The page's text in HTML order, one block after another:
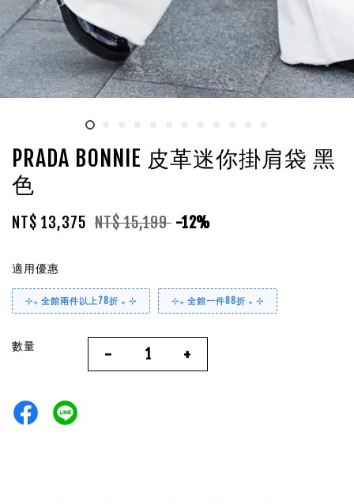
PRADA BONNIE 皮革迷你掛肩袋 黑
色
NT$ 13,375 NT$ 15,199 -12%
適用優惠
⊹₊ 全館兩件以上78折 ₊ ⊹ ⊹₊ 全館一件88折 ₊ ⊹
數量 - +